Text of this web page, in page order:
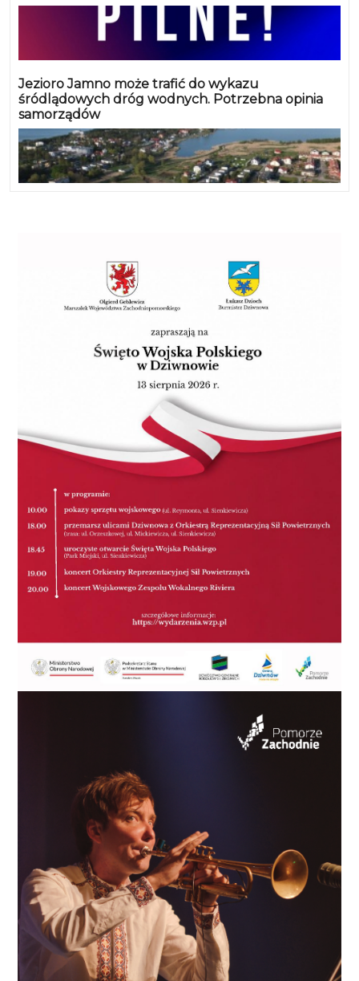
Jezioro Jamno może trafić do wykazu
śródlądowych dróg wodnych. Potrzebna opinia
samorządów